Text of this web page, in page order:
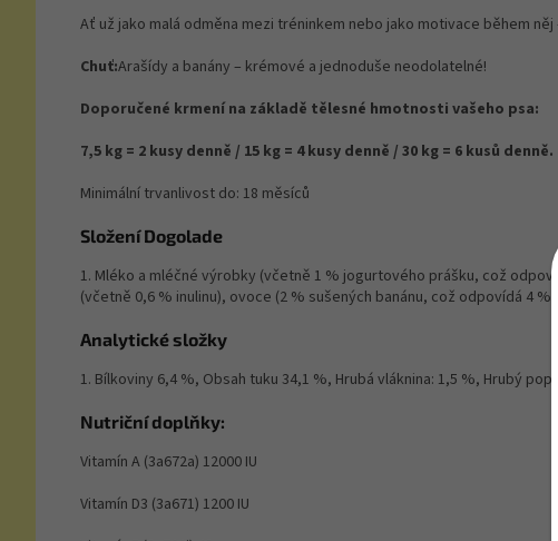
Ať už jako malá odměna mezi tréninkem nebo jako motivace během
Chuť:Arašídy a banány – krémové a jednoduše neodolatelné!
Doporučené krmení na základě tělesné hmotnosti vašeho psa:
7,5 kg = 2 kusy denně / 15 kg = 4 kusy denně / 30 kg = 6 kusů denně.
Minimální trvanlivost do: 18 měsíců
Složení Dogolade
1. Mléko a mléčné výrobky (včetně 1 % jogurtového prášku, což
(včetně 0,6 % inulinu), ovoce (2 % sušených banánu, což odpovídá 4
Analytické složky
1. Bílkoviny 6,4 %, Obsah tuku 34,1 %, Hrubá vláknina: 1,5 %, Hrubý
Nutriční doplňky:
Vitamín A (3a672a) 12000 IU
Vitamín D3 (3a671) 1200 IU